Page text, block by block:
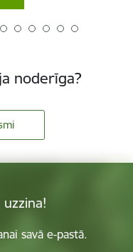
noderīga?
savā e-pastā.